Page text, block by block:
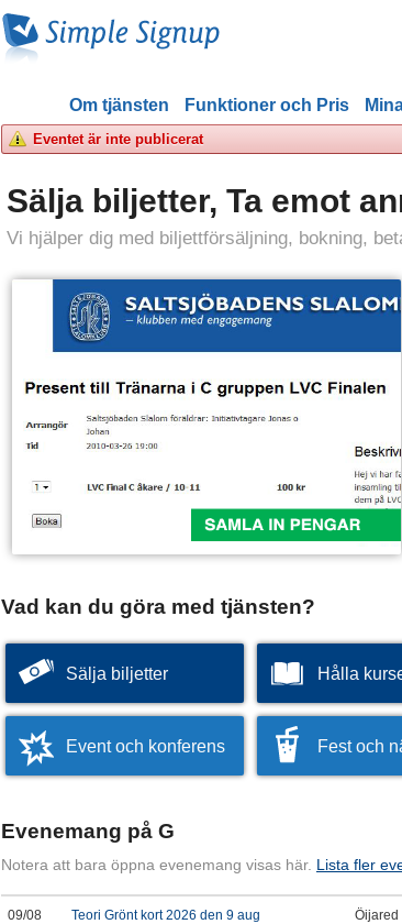
Om tjänsten Funktioner och Pris
Eventet är inte publicerat
Sälja biljetter, Ta emot
Vi hjälper dig med biljettförsäljning, bokning,
Vad kan du göra med tjänsten?
Sälja biljetter Hålla
Event och konferens Fest och
Evenemang på G
Notera att bara öppna evenemang visas här. Lista fler
09/08 Teori Grönt kort 2026 den 9 aug
Öijared